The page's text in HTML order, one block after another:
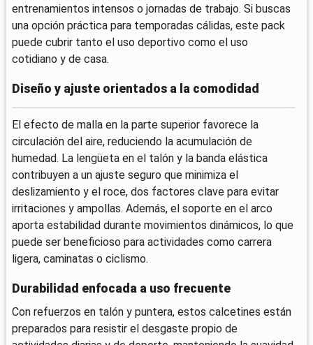
entrenamientos intensos o jornadas de trabajo. Si buscas
una opción práctica para temporadas cálidas, este pack
puede cubrir tanto el uso deportivo como el uso
cotidiano y de casa.
Diseño y ajuste orientados a la comodidad
El efecto de malla en la parte superior favorece la
circulación del aire, reduciendo la acumulación de
humedad. La lengüeta en el talón y la banda elástica
contribuyen a un ajuste seguro que minimiza el
deslizamiento y el roce, dos factores clave para evitar
irritaciones y ampollas. Además, el soporte en el arco
aporta estabilidad durante movimientos dinámicos, lo que
puede ser beneficioso para actividades como carrera
ligera, caminatas o ciclismo.
Durabilidad enfocada a uso frecuente
Con refuerzos en talón y puntera, estos calcetines están
preparados para resistir el desgaste propio de